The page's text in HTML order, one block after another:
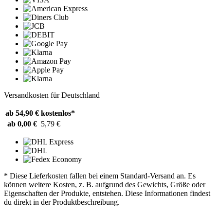
Versandkosten für Deutschland
ab 54,90 € kostenlos*
ab 0,00 € 5,79 €
* Diese Lieferkosten fallen bei einem Standard-Versand an. Es
können weitere Kosten, z. B. aufgrund des Gewichts, Größe oder
Eigenschaften der Produkte, entstehen. Diese Informationen findest
du direkt in der Produktbeschreibung.